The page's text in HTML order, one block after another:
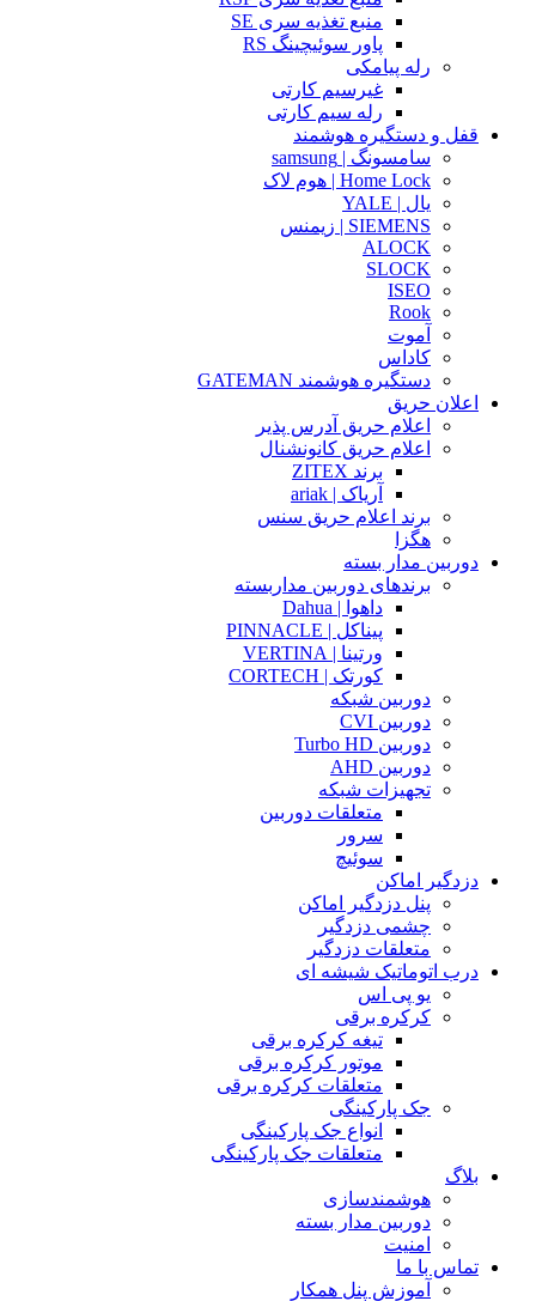
منبع تغذیه سری SE
پاور سوئیچینگ RS
رله پیامکی
غیرسیم کارتی
رله سیم کارتی
قفل و دستگیره هوشمند
سامسونگ | samsung
Home Lock | هوم لاک
یال | YALE
SIEMENS | زیمنس
ALOCK
SLOCK
ISEO
Rook
آموت
کاداس
دستگیره هوشمند GATEMAN
اعلان حریق
اعلام حریق آدرس پذیر
اعلام حریق کانونشنال
برند ZITEX
آریاک | ariak
برند اعلام حریق سنس
هگزا
دوربین مدار بسته
برندهای دوربین مداربسته
داهوا | Dahua
پیناکل | PINNACLE
ورتینا | VERTINA
کورتک | CORTECH
دوربین شبکه
دوربین CVI
دوربین Turbo HD
دوربین AHD
تجهیزات شبکه
متعلقات دوربین
سرور
سوئیچ
دزدگیر اماکن
پنل دزدگیر اماکن
چشمی دزدگیر
متعلقات دزدگیر
درب اتوماتیک شیشه ای
یو پی اس
کرکره برقی
تیغه کرکره برقی
موتور کرکره برقی
متعلقات کرکره برقی
جک پارکینگی
انواع جک پارکینگی
متعلقات جک پارکینگی
بلاگ
هوشمندسازی
دوربین مدار بسته
امنیت
تماس با ما
آموزش پنل همکار